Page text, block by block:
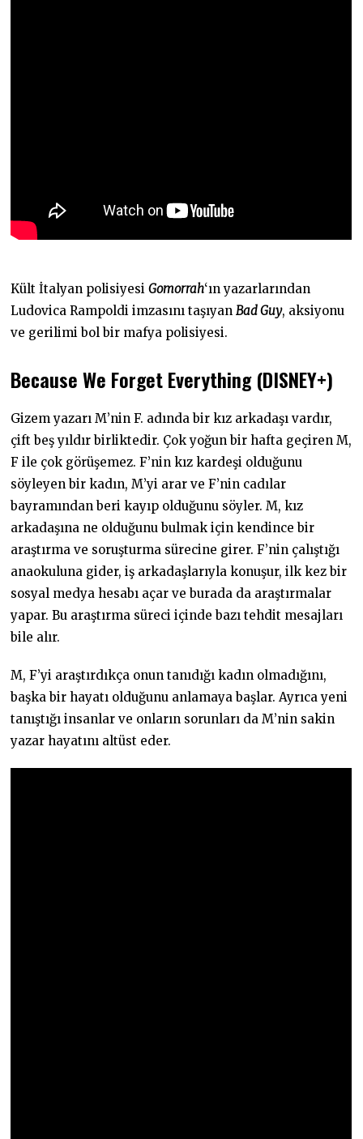
Kült İtalyan polisiyesiGomorrah‘ın yazarlarından
Ludovica Rampoldi imzasını taşıyanBad Guy, aksiyonu
ve gerilimi bol bir mafya polisiyesi.
Because We Forget Everything (DISNEY+)
Gizem yazarı M’nin F. adında bir kız arkadaşı vardır,
çift beş yıldır birliktedir. Çok yoğun bir hafta geçiren M,
F ile çok görüşemez. F’nin kız kardeşi olduğunu
söyleyen bir kadın, M’yi arar ve F’nin cadılar
bayramından beri kayıp olduğunu söyler. M, kız
arkadaşına ne olduğunu bulmak için kendince bir
araştırma ve soruşturma sürecine girer. F’nin çalıştığı
anaokuluna gider, iş arkadaşlarıyla konuşur, ilk kez bir
sosyal medya hesabı açar ve burada da araştırmalar
yapar. Bu araştırma süreci içinde bazı tehdit mesajları
bile alır.
M, F’yi araştırdıkça onun tanıdığı kadın olmadığını,
başka bir hayatı olduğunu anlamaya başlar. Ayrıca yeni
tanıştığı insanlar ve onların sorunları da M’nin sakin
yazar hayatını altüst eder.